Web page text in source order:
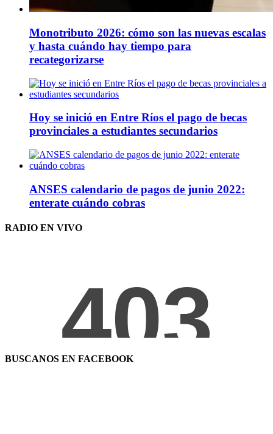
Monotributo 2026: cómo son las nuevas escalas
y hasta cuándo hay tiempo para
recategorizarse
Hoy se inició en Entre Ríos el pago de becas
provinciales a estudiantes secundarios
ANSES calendario de pagos de junio 2022:
enterate cuándo cobras
RADIO EN VIVO
BUSCANOS EN FACEBOOK